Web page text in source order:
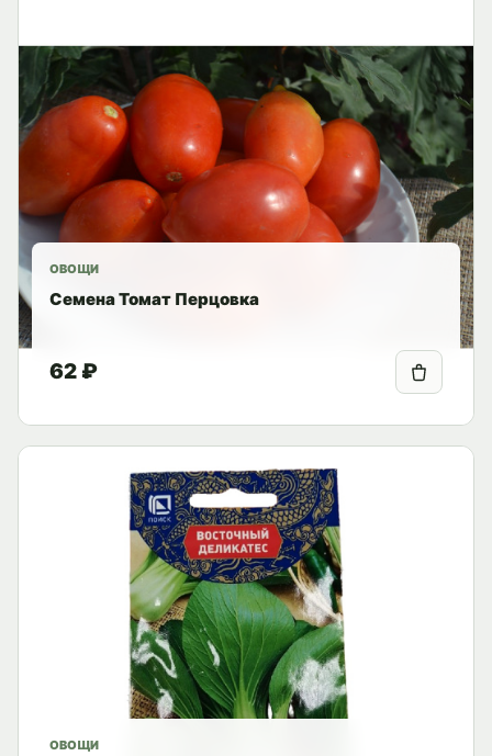
ОВОЩИ
Семена Томат Перцовка
62 ₽
ОВОЩИ